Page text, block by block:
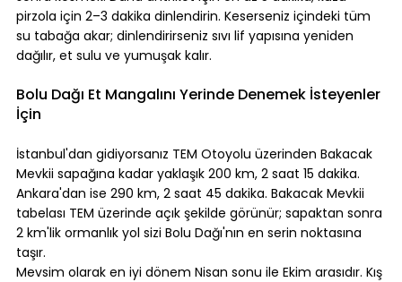
pirzola için 2–3 dakika dinlendirin. Keserseniz içindeki tüm
su tabağa akar; dinlendirirseniz sıvı lif yapısına yeniden
dağılır, et sulu ve yumuşak kalır.
Bolu Dağı Et Mangalını Yerinde Denemek İsteyenler
İçin
İstanbul'dan gidiyorsanız TEM Otoyolu üzerinden Bakacak
Mevkii sapağına kadar yaklaşık 200 km, 2 saat 15 dakika.
Ankara'dan ise 290 km, 2 saat 45 dakika. Bakacak Mevkii
tabelası TEM üzerinde açık şekilde görünür; sapaktan sonra
2 km'lik ormanlık yol sizi Bolu Dağı'nın en serin noktasına
taşır.
Mevsim olarak en iyi dönem Nisan sonu ile Ekim arasıdır. Kış